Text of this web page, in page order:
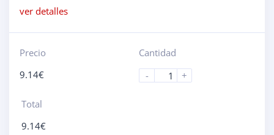
ver detalles
Precio
9.14€
Cantidad
-
+
Total
9.14€